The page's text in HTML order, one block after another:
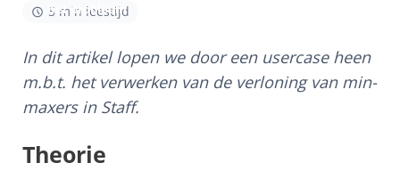
het probleem
5 min leestijd
In dit artikel lopen we door een usercase heen
m.b.t. het verwerken van de verloning van min-
maxers in Staff.
Theorie